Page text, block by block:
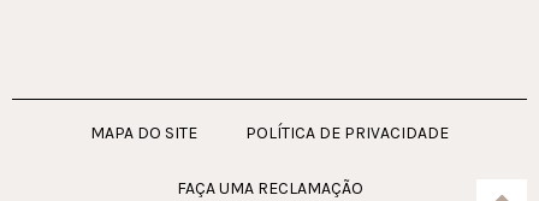
MAPA DO SITE POLÍTICA DE PRIVACIDADE
FAÇA UMA RECLAMAÇÃO